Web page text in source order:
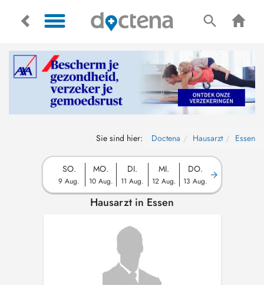
Sie sind hier: Doctena Hausarzt Essen
SO.
9 Aug.
MO.
10 Aug.
DI.
11 Aug.
MI.
12 Aug.
DO.
13 Aug.
Hausarzt in Essen